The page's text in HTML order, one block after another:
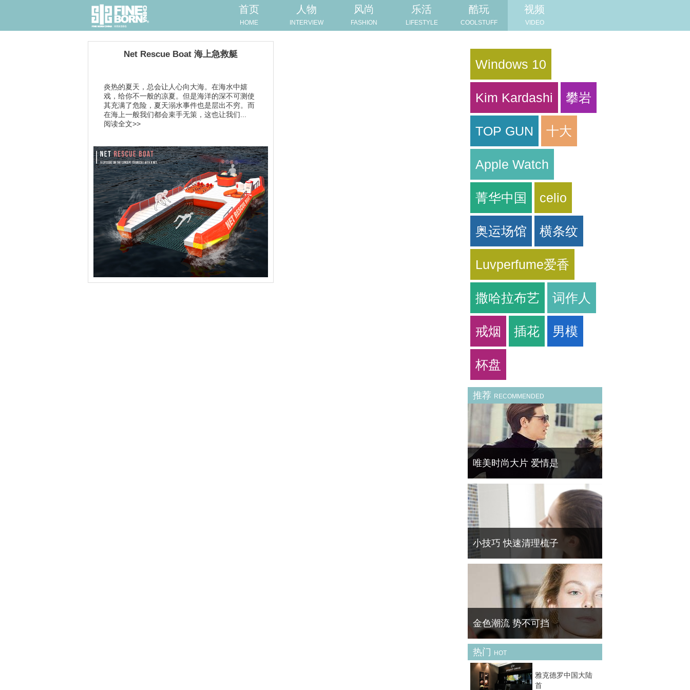
首页
HOME
人物
INTERVIEW
风尚
FASHION
乐活
LIFESTYLE
酷玩
COOLSTUFF
视频
VIDEO
Net Rescue Boat 海上急救艇
炎热的夏天，总会让人心向大海。在海水中嬉
戏，给你不一般的凉夏。但是海洋的深不可测使
其充满了危险，夏天溺水事件也是层出不穷。而
在海上一般我们都会束手无策，这也让我们...
阅读全文>>
Windows 10
Kim Kardashi 攀岩
TOP GUN 十大
Apple Watch
菁华中国 celio
奥运场馆 横条纹
Luvperfume爱香
撒哈拉布艺 词作人
戒烟 插花 男模
杯盘
推荐 RECOMMENDED
唯美时尚大片 爱情是
经典爱情主题时尚大片——从邂逅，到坠入爱
河，再到相濡以沫抑或相忘于江湖，爱情中的
每个阶段在这些组时尚大片中得以尽现。
小技巧 快速清理梳子
平日梳头在梳子上缠上脱发是十分常见的，积
久了看着非常不舒服。 菁华 ( FineBornChina
)教你快速清理梳子的残余头发。
金色潮流 势不可挡
黄金首饰是一种风格多变的珠宝配饰 , 它可经
典可休闲可时尚可古典，关键在于你的着装与
场合。然而 , 最经典的莫过于简约款式 , 如果
你希望入手的黄金配饰能持续好几季，那么选
热门 HOT
雅克德罗中国大陆
首